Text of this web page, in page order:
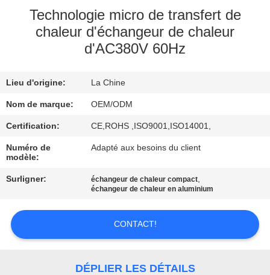
VISITE
D'USINE
DE
QUALITÉ
CONTACTEZ-
NOUS
CAS
Technologie micro de transfert de
chaleur d'échangeur de chaleur
d'AC380V 60Hz
Lieu d'origine: La Chine
Nom de marque: OEM/ODM
Certification: CE,ROHS ,ISO9001,ISO14001,
Numéro de
modèle:
Adapté aux besoins du client
Surligner: échangeur de chaleur compact,
échangeur de chaleur en aluminium
CONTACT!
DÉPLIER LES DÉTAILS